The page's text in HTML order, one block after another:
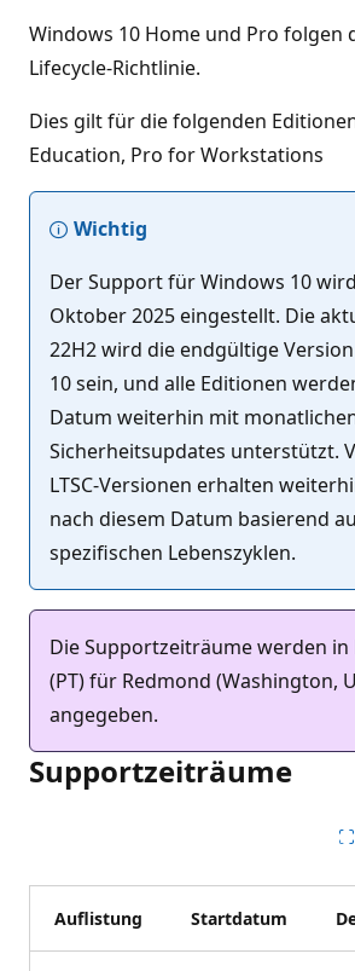
Windows 10 Home und Pro folgen
Lifecycle-Richtlinie.
Dies gilt für die folgenden
Education, Pro for Workstations
Wichtig
Der Support für Windows 10
Oktober 2025 eingestellt. Die
22H2 wird die endgültige
10 sein, und alle Editionen
Datum weiterhin mit
Sicherheitsupdates unterstützt.
LTSC-Versionen erhalten
nach diesem Datum basierend
spezifischen Lebenszyklen.
Die Supportzeiträume werden in
(PT) für Redmond (Washington,
angegeben.
Supportzeiträume
Auflistung Startdatum